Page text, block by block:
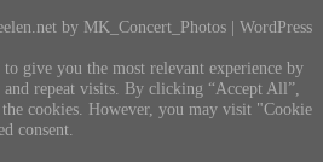
by MK_Concert_Photos | WordPress
give you the most relevant experience by
and repeat visits. By clicking “Accept All”,
cookies. However, you may visit "Cookie
consent.